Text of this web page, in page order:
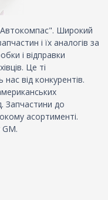
Широкий
і їх аналогів за
і відправки
Це ті
від конкурентів.
Запчастини до
асортименті.